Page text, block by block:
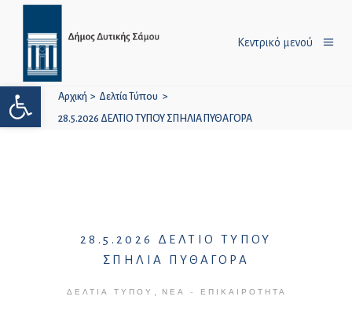
Ανοίξτε τη γραμμή εργαλείων
Κεντρικό μενού
Αρχική > Δελτία Τύπου >
28.5.2026 ΔΕΛΤΙΟ ΤΥΠΟΥ ΣΠΗΛΙΑ ΠΥΘΑΓΟΡΑ
28.5.2026 ΔΕΛΤΙΟ ΤΥΠΟΥ
ΣΠΗΛΙΑ ΠΥΘΑΓΟΡΑ
ΔΕΛΤΊΑ ΤΎΠΟΥ ΝΈΑ - ΕΠΙΚΑΙΡΌΤΗΤΑ